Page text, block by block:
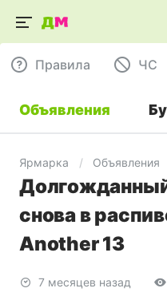
Правила ЧC
Объявления
Ярмарка Объявления
снова в
Another 13
7 месяцев назад